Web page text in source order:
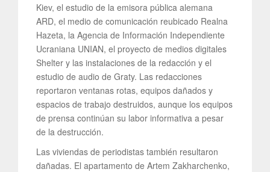
Kiev, el estudio de la emisora ​​pública alemana
ARD, el medio de comunicación reubicado Realna
Hazeta, la Agencia de Información Independiente
Ucraniana UNIAN, el proyecto de medios digitales
Shelter y las instalaciones de la redacción y el
estudio de audio de Graty. Las redacciones
reportaron ventanas rotas, equipos dañados y
espacios de trabajo destruidos, aunque los equipos
de prensa continúan su labor informativa a pesar
de la destrucción.
Las viviendas de periodistas también resultaron
dañadas. El apartamento de Artem Zakharchenko,